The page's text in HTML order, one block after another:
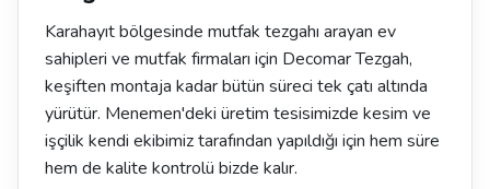
Karahayıt bölgesinde mutfak tezgahı arayan ev
sahipleri ve mutfak firmaları için Decomar Tezgah,
keşiften montaja kadar bütün süreci tek çatı altında
yürütür. Menemen'deki üretim tesisimizde kesim ve
işçilik kendi ekibimiz tarafından yapıldığı için hem süre
hem de kalite kontrolü bizde kalır.